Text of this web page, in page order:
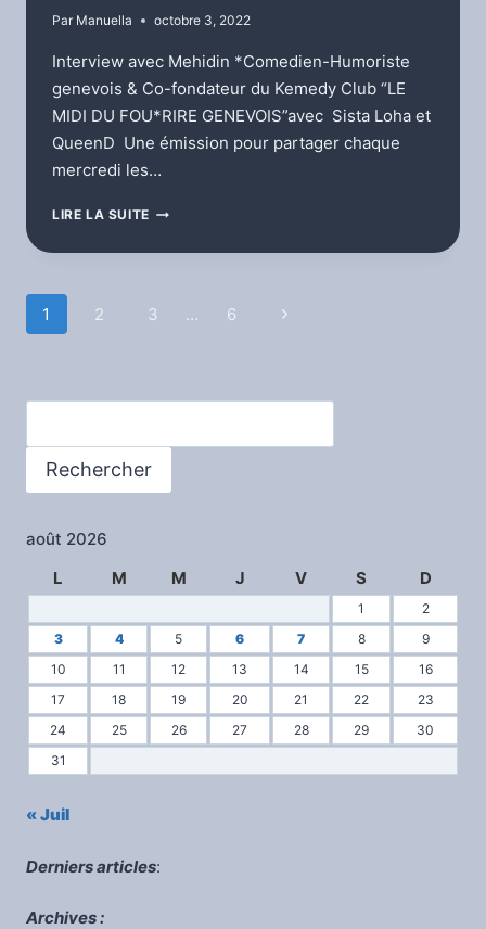
Par Manuella octobre 3, 2022
Interview avec Mehidin *Comedien-Humoriste
genevois & Co-fondateur du Kemedy Club “LE
MIDI DU FOU*RIRE GENEVOIS”avec Sista Loha et
QueenD Une émission pour partager chaque
mercredi les…
LIRE LA SUITE LE
DU
28.09.2022
Navigation
page
1 2 3 … 6
Page
Rechercher
août 2026
L
M M J V S D
1
2
3
4 5 6 7 8
9
10
11 12 13 14 15
16
17
18 19 20 21 22
23
24
25 26 27 28 29
30
31
« Juil
Derniers articles:
Archives :